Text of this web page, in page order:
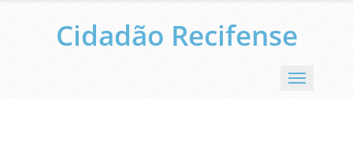
Cidadão Recifense
Menu